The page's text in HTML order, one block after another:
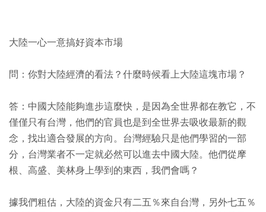
大陸一心一意搞好資本市場
問：你對大陸經濟的看法？什麼時候看上大陸這塊市場？
答：中國大陸能夠進步這麼快，是因為全世界都在教它，不
僅僅只有台灣，他們的官員也是到全世界去吸收最新的觀
念，找出適合發展的方向。台灣經驗只是他們學習的一部
分，台灣業者不一定就必然可以進去中國大陸。他們從摩
根、高盛、美林身上學到的東西，我們會嗎？
據我們粗估，大陸的資金只有二五％來自台灣，另外七五％